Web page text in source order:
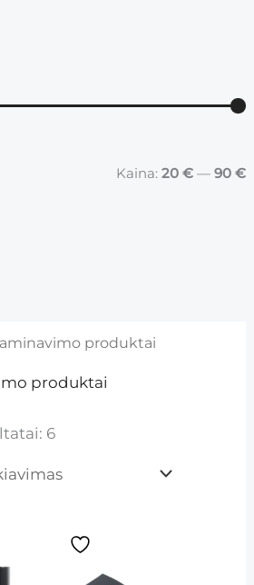
				Kaina:
20 € — 90 €
produktai
produktai
6